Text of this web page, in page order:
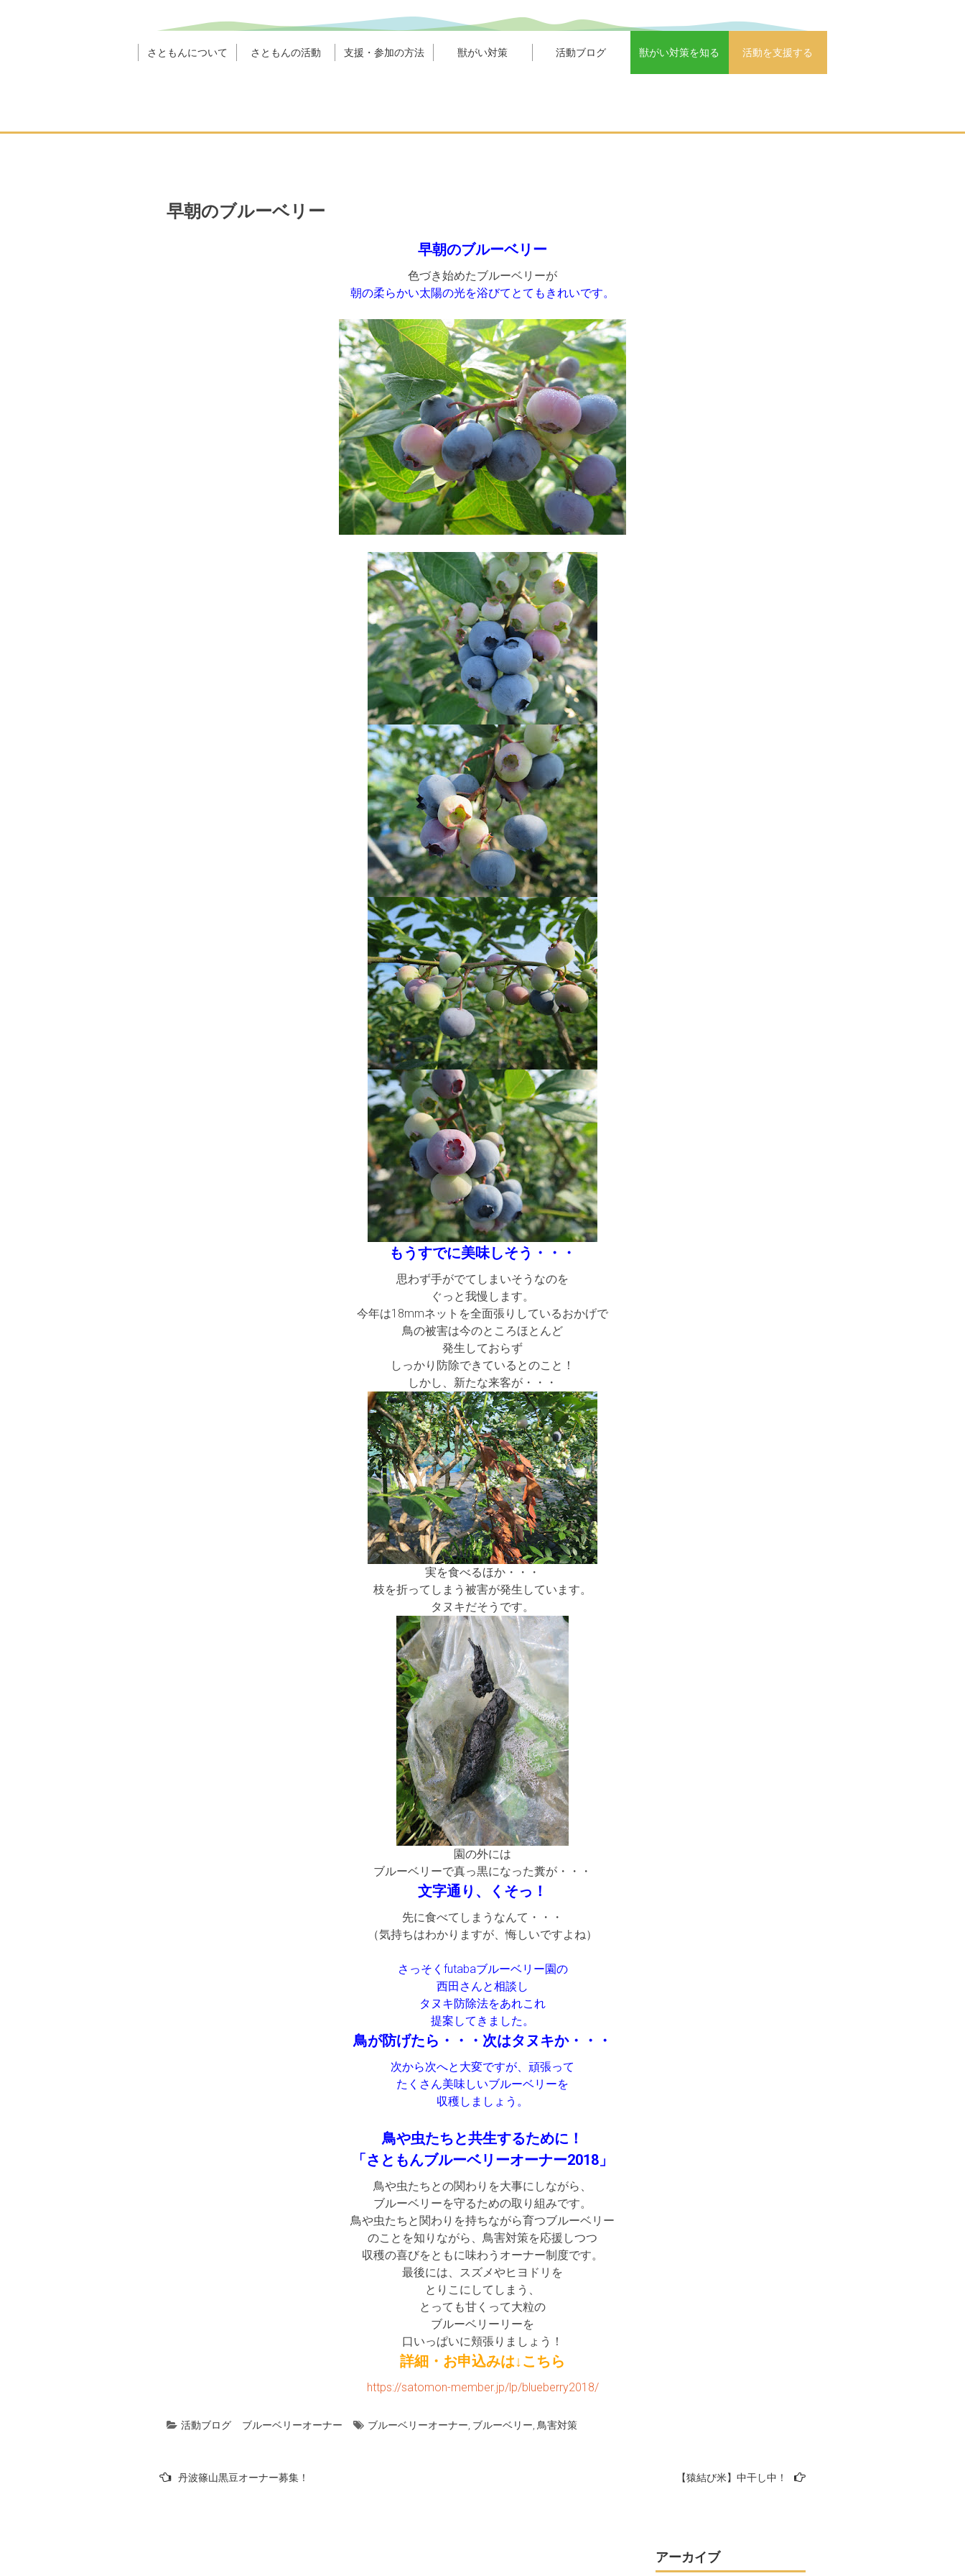
さともんについて さともんの活動 支援・参加の方法 獣がい対策 活動ブログ 獣がい対策を知る 活動を支援する
早朝のブルーベリー
早朝のブルーベリー
色づき始めたブルーベリーが
朝の柔らかい太陽の光を浴びてとてもきれいです。
もうすでに美味しそう・・・
思わず手がでてしまいそうなのを
ぐっと我慢します。
今年は18mmネットを全面張りしているおかげで
鳥の被害は今のところほとんど
発生しておらず
しっかり防除できているとのこと！
しかし、新たな来客が・・・
実を食べるほか・・・
枝を折ってしまう被害が発生しています。
タヌキだそうです。
園の外には
ブルーベリーで真っ黒になった糞が・・・
文字通り、くそっ！
先に食べてしまうなんて・・・
（気持ちはわかりますが、悔しいですよね）
さっそくfutabaブルーベリー園の
西田さんと相談し
タヌキ防除法をあれこれ
提案してきました。
鳥が防げたら・・・次はタヌキか・・・
次から次へと大変ですが、頑張って
たくさん美味しいブルーベリーを
収穫しましょう。
鳥や虫たちと共生するために！
「さともんブルーベリーオーナー2018」
鳥や虫たちとの関わりを大事にしながら、
ブルーベリーを守るための取り組みです。
鳥や虫たちと関わりを持ちながら育つブルーベリー
のことを知りながら、鳥害対策を応援しつつ
収穫の喜びをともに味わうオーナー制度です。
最後には、スズメやヒヨドリを
とりこにしてしまう、
とっても甘くって大粒の
ブルーベリーリーを
口いっぱいに頬張りましょう！
詳細・お申込みは↓こちら
https://satomon-member.jp/lp/blueberry2018/
活動ブログ ブルーベリーオーナー ブルーベリーオーナー ブルーベリー 鳥害対策
丹波篠山黒豆オーナー募集！ 【猿結び米】中干し中！
アーカイブ